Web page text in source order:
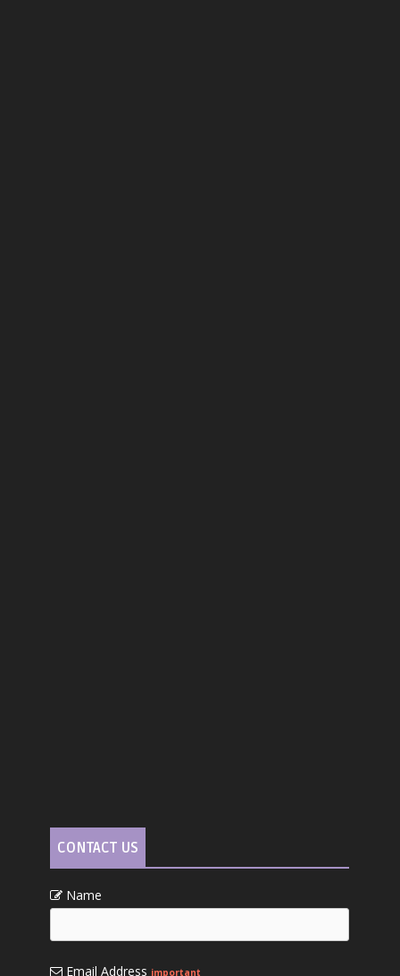
CONTACT US
Name
Email Address important